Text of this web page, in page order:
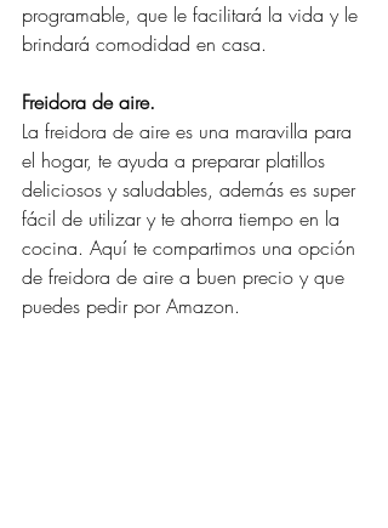
programable, que le facilitará la vida y le
brindará comodidad en casa.
Freidora de aire.
La freidora de aire es una maravilla para
el hogar, te ayuda a preparar platillos
deliciosos y saludables, además es super
fácil de utilizar y te ahorra tiempo en la
cocina. Aquí te compartimos una opción
de freidora de aire a buen precio y que
puedes pedir por Amazon.